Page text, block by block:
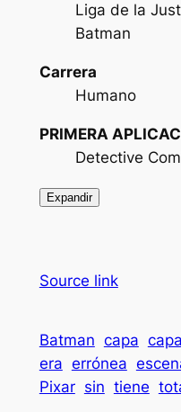
Liga de la
Batman
Carrera
Humano
PRIMERA
Detective
Expandir
Source link
Batman capa
era errónea
Pixar sin tiene